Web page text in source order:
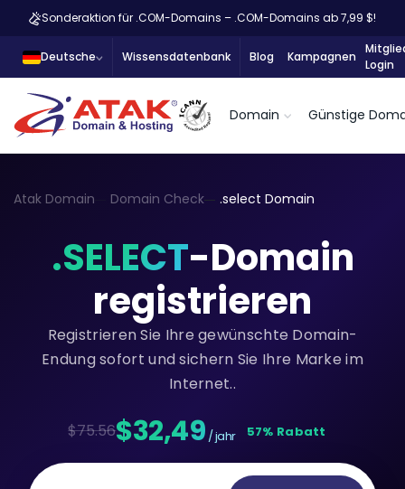
Sonderaktion für .COM-Domains – .COM-Domains ab 7,99 $!
Deutsche Wissensdatenbank Blog Kampagnen
Login
Domain Günstige
Atak Domain Domain Check .select Domain
.SELECT-Domain
registrieren
Registrieren Sie Ihre gewünschte Domain-
Endung sofort und sichern Sie Ihre Marke im
Internet..
$75.56$32,49 / jahr 57% Rabatt